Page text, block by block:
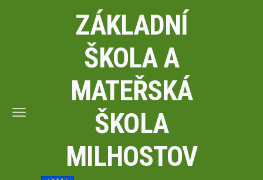
ZÁKLADNÍ
ŠKOLA A
MATEŘSKÁ
ŠKOLA
MILHOSTOV